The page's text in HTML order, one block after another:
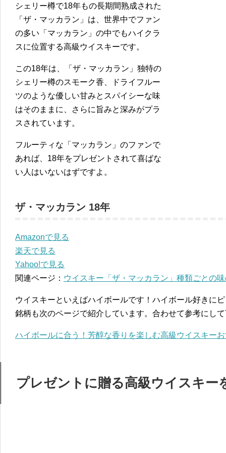
シェリー樽で18年もの長期間熟成された
「ザ・マッカラン」は、世界中でファン
の多い「マッカラン」の中でもハイクラ
スに位置する高級ウイスキーです。
この18年は、「ザ・マッカラン」独特の
シェリー樽のスモーク香、ドライフルー
ツのような優しい甘みとスパイシーな味
はそのままに、さらに旨みと深みがプラ
スされています。
フルーティな「マッカラン」のファンで
あれば、18年をプレゼントされて喜ばな
い人はいないはずですよ。
ザ・マッカラン 18年
Amazonで見る
楽天で見る
Yahoo!で見る
関連ページ： ウイスキー「ザ・マッカラン」種類ごとの
ウイスキーといえばハイボールです！ハイボール好きに
銘柄も次のページで紹介しています。合わせて参考にし
ハイボールに合う！芳醇な香りを楽しむ高級ウイスキー
プレゼントに贈る高級ウイスキー